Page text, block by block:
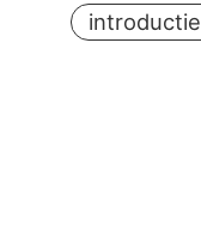
introductie